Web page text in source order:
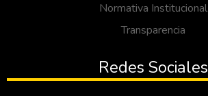
Normativa Institucional
Transparencia
Redes Sociales